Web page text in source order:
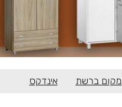
מקום ברשת אינדקס